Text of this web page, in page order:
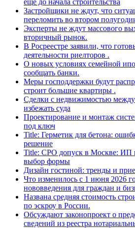
Застройщики не ждут, что
переломить во втором
Эксперты не ждут массового
вторичный рынок.
В Росреестре заявили, что
деятельности риелторов .
О новых условиях семейной
сообщать банки.
Меры господдержки будут
строит большие квартиры .
Сделки с недвижимостью
избежать суда
Проектирование и монтаж
под ключ
Title: Герметик для бетона:
решение
Title: СРО допуск в Москве:
выбор формы
Дизайн гостиной: тренды и
Что изменилось с 1 июня 2026
нововведения для граждан и
Названа средняя стоимость
по эскроу в России.
Обсуждают законопроект о
сведений из реестра